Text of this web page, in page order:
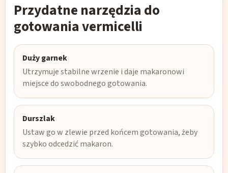
Przydatne narzędzia do
gotowania vermicelli
Duży garnek
Utrzymuje stabilne wrzenie i daje makaronowi
miejsce do swobodnego gotowania.
Durszlak
Ustaw go w zlewie przed końcem gotowania, żeby
szybko odcedzić makaron.